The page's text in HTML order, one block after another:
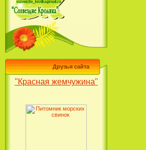
Друзья сайта
"Красная жемчужина"